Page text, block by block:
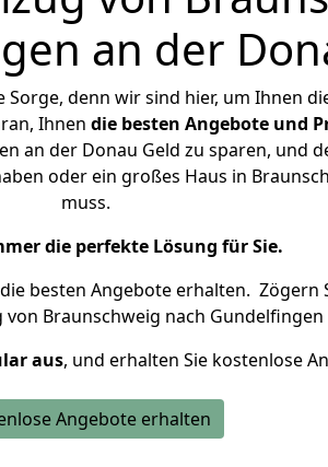
an der
denn wir sind hier, um Ihnen
Ihnen die besten Angebote und
an der Donau Geld zu sparen, und
oder ein großes Haus in
muss.
die perfekte Lösung für Sie.
besten Angebote erhalten. Zögern
Braunschweig nach
aus, und erhalten Sie kostenlose
Angebote erhalten